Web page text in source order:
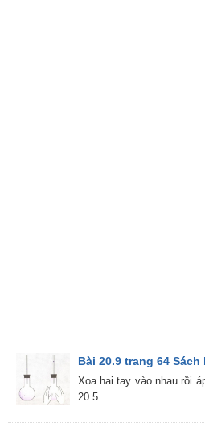
Bài 20.9 trang 64
Xoa hai tay vào nhau rồi
20.5